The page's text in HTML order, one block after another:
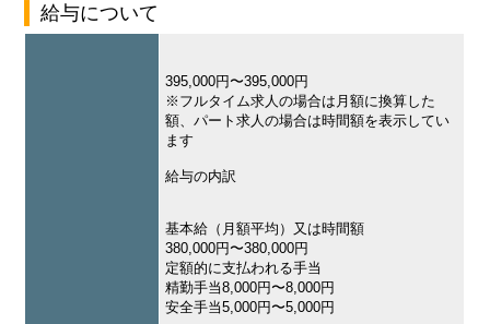
給与について
395,000円〜395,000円
※フルタイム求人の場合は月額に換算した
額、パート求人の場合は時間額を表示してい
ます
給与の内訳
基本給（月額平均）又は時間額
380,000円〜380,000円
定額的に支払われる手当
精勤手当8,000円〜8,000円
安全手当5,000円〜5,000円